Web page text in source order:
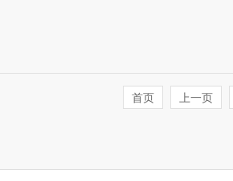
首页 上一页